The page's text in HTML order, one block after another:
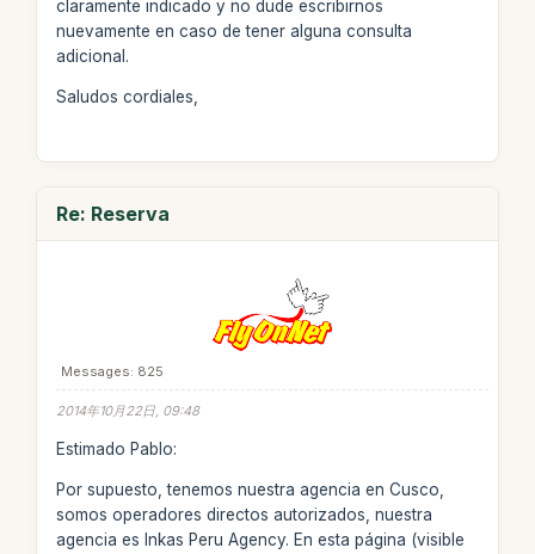
claramente indicado y no dude escribirnos
nuevamente en caso de tener alguna consulta
adicional.
Saludos cordiales,
Re: Reserva
Messages: 825
2014年10月22日, 09:48
Estimado Pablo:
Por supuesto, tenemos nuestra agencia en Cusco,
somos operadores directos autorizados, nuestra
agencia es Inkas Peru Agency. En esta página (visible